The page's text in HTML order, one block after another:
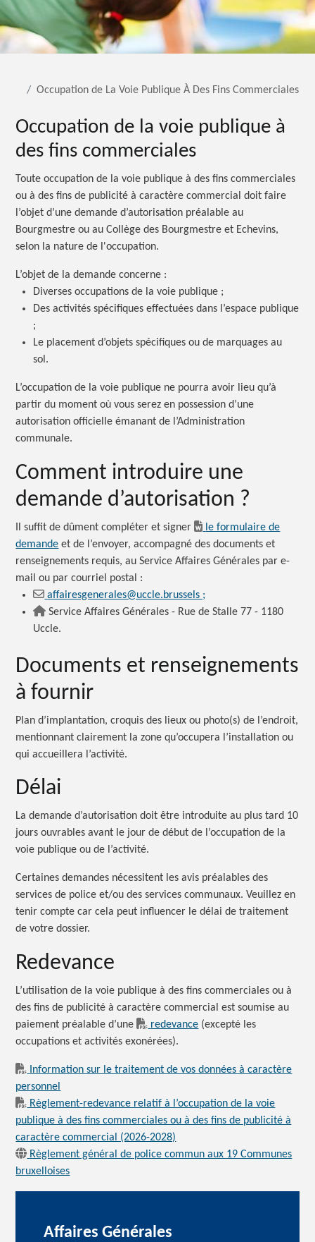
Occupation de La Voie Publique À Des Fins Commerciales
Occupation de la voie publique à
des fins commerciales
Toute occupation de la voie publique à des fins commerciales
ou à des fins de publicité à caractère commercial doit faire
l’objet d’une demande d’autorisation préalable au
Bourgmestre ou au Collège des Bourgmestre et Echevins,
selon la nature de l'occupation.
L’objet de la demande concerne :
Diverses occupations de la voie publique ;
Des activités spécifiques effectuées dans l’espace publique
;
Le placement d’objets spécifiques ou de marquages au
sol.
L’occupation de la voie publique ne pourra avoir lieu qu’à
partir du moment où vous serez en possession d’une
autorisation officielle émanant de l’Administration
communale.
Comment introduire une
demande d’autorisation ?
Il suffit de dûment compléter et signer
le formulaire de
demande et de l’envoyer, accompagné des documents et
renseignements requis, au Service Affaires Générales par e-
mail ou par courriel postal :
affairesgenerales@uccle.brussels ;
Service Affaires Générales - Rue de Stalle 77 - 1180
Uccle.
Documents et renseignements
à fournir
Plan d’implantation, croquis des lieux ou photo(s) de l’endroit,
mentionnant clairement la zone qu’occupera l’installation ou
qui accueillera l’activité.
Délai
La demande d’autorisation doit être introduite au plus tard 10
jours ouvrables avant le jour de début de l’occupation de la
voie publique ou de l’activité.
Certaines demandes nécessitent les avis préalables des
services de police et/ou des services communaux. Veuillez en
tenir compte car cela peut influencer le délai de traitement
de votre dossier.
Redevance
L’utilisation de la voie publique à des fins commerciales ou à
des fins de publicité à caractère commercial est soumise au
paiement préalable d’une
redevance (excepté les
occupations et activités exonérées).
Information sur le traitement de vos données à caractère
personnel
Règlement-redevance relatif à l’occupation de la voie
publique à des fins commerciales ou à des fins de publicité à
caractère commercial (2026-2028)
Règlement général de police commun aux 19 Communes
bruxelloises
Affaires Générales